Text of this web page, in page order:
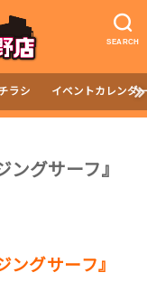
SEARCH
ラシ イベントカレンダ
グサーフ』
グサーフ』